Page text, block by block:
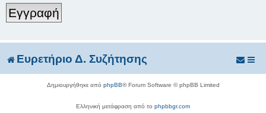
Εγγραφή
Ευρετήριο Δ. Συζήτησης
Δημιουργήθηκε από phpBB® Forum Software © phpBB Limited
Ελληνική μετάφραση από το phpbbgr.com